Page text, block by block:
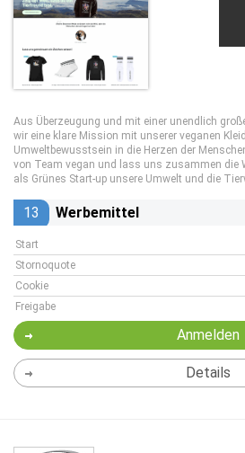
Aus Überzeugung und mit einer unendlich
wir eine klare Mission mit unserer veganen
Umweltbewusstsein in die Herzen der
von Team vegan und lass uns zusammen die
als Grünes Start-up unsere Umwelt und die
13 Werbemittel
Start
Stornoquote
Cookie
Freigabe
Anmelden
Details